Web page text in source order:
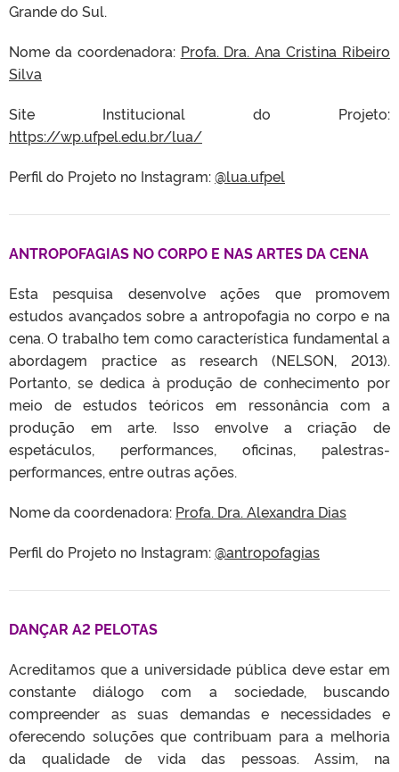
Grande do Sul.
Nome da coordenadora: Profa. Dra. Ana Cristina Ribeiro
Silva
Site Institucional do Projeto:
https://wp.ufpel.edu.br/lua/
Perfil do Projeto no Instagram:@lua.ufpel
ANTROPOFAGIAS NO CORPO E NAS ARTES DA CENA
Esta pesquisa desenvolve ações que promovem
estudos avançados sobre a antropofagia no corpo e na
cena. O trabalho tem como característica fundamental a
abordagem practice as research (NELSON, 2013).
Portanto, se dedica à produção de conhecimento por
meio de estudos teóricos em ressonância com a
produção em arte. Isso envolve a criação de
espetáculos, performances, oficinas, palestras-
performances, entre outras ações.
Nome da coordenadora: Profa. Dra. Alexandra Dias
Perfil do Projeto no Instagram:@antropofagias
DANÇAR A2 PELOTAS
Acreditamos que a universidade pública deve estar em
constante diálogo com a sociedade, buscando
compreender as suas demandas e necessidades e
oferecendo soluções que contribuam para a melhoria
da qualidade de vida das pessoas. Assim, na